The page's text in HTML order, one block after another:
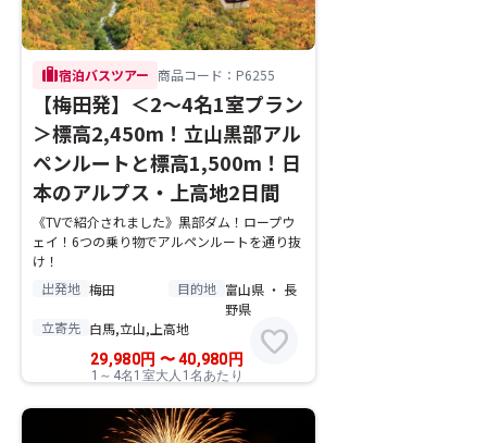
trip宿泊バスツアー 商品コード：P6255
【梅田発】＜2～4名1室プラン
＞標高2,450m！立山黒部アル
ペンルートと標高1,500m！日
本のアルプス・上高地2日間
《TVで紹介されました》黒部ダム！ロープウ
ェイ！6つの乗り物でアルペンルートを通り抜
け！
出発地 梅田 目的地 富山県 ・ 長
野県
立寄先 白馬,立山,上高地
29,980円 〜40,980 円
1～4名1室大人1名あたり
favorite